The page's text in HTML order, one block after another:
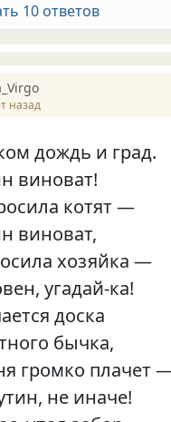
10 ответов
назад
дождь и град.
виноват!
котят —
виноват,
хозяйка —
угадай-ка!
доска
бычка,
громко плачет
не иначе!